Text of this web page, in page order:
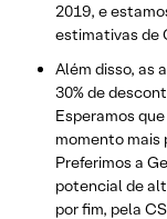
2019, e
estimativas de
Além disso, as
30% de
Esperamos
momento mais
Preferimos a
potencial de
por fim, pela